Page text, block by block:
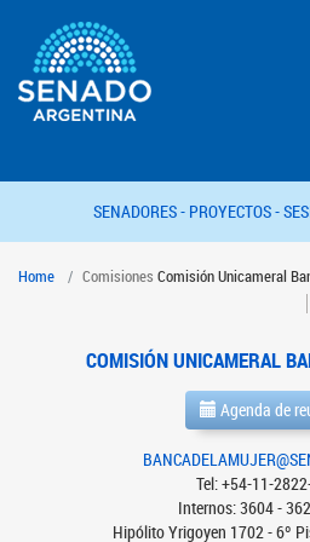
SENADORES - PROYECTOS -
Home Comisiones Comisión Unicameral
COMISIÓN UNICAMERAL
Agenda de
Tel: +54-11-
Internos: 3604 -
Hipólito Yrigoyen 1702 - 6º